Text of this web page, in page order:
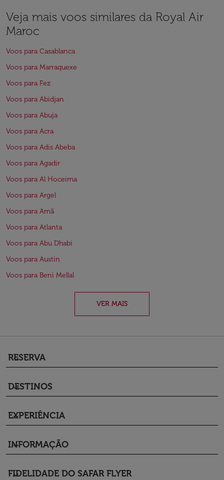
Veja mais voos similares da Royal Air
Maroc
Voos para Casablanca
Voos para Marraquexe
Voos para Fez
Voos para Abidjan
Voos para Abuja
Voos para Acra
Voos para Adis Abeba
Voos para Agadir
Voos para Al Hoceima
Voos para Argel
Voos para Amã
Voos para Atlanta
Voos para Abu Dhabi
Voos para Austin
Voos para Beni Mellal
VER MAIS
RESERVA
keyboard_arrow_down
DESTINOS
keyboard_arrow_down
EXPERIÊNCIA
keyboard_arrow_down
INFORMAÇÃO
keyboard_arrow_down
FIDELIDADE DO SAFAR FLYER
keyboard_arrow_down